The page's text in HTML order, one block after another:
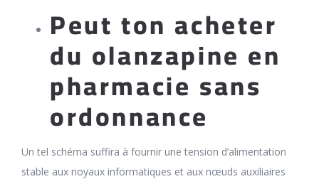
Peut ton acheter
du olanzapine en
pharmacie sans
ordonnance
Un tel schéma suffira à fournir une tension d’alimentation
stable aux noyaux informatiques et aux nœuds auxiliaires